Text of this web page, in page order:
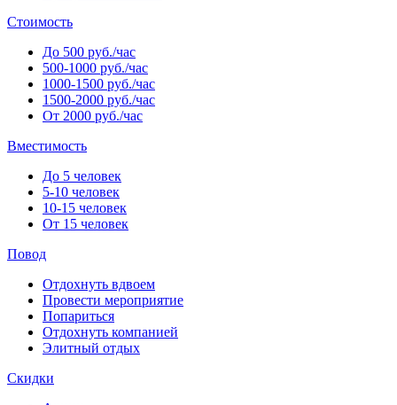
Стоимость
До 500 руб./час
500-1000 руб./час
1000-1500 руб./час
1500-2000 руб./час
От 2000 руб./час
Вместимость
До 5 человек
5-10 человек
10-15 человек
От 15 человек
Повод
Отдохнуть вдвоем
Провести мероприятие
Попариться
Отдохнуть компанией
Элитный отдых
Скидки